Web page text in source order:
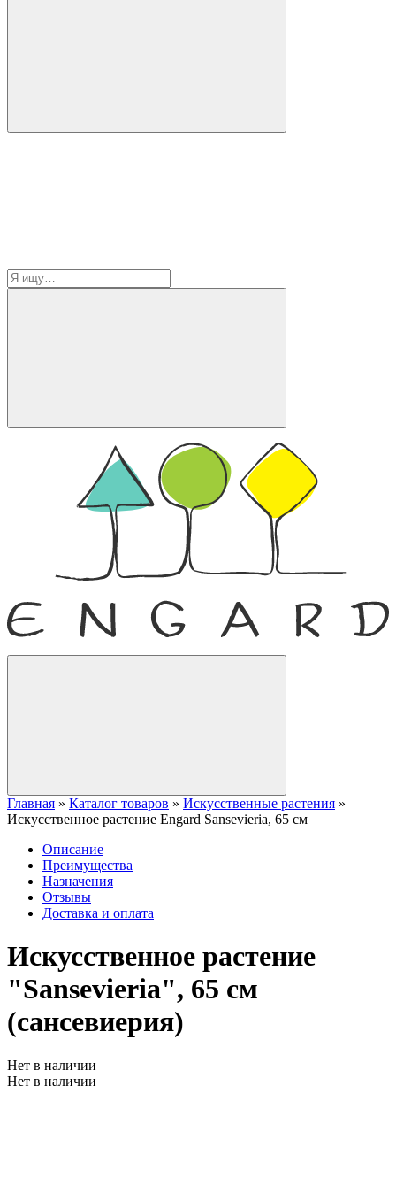
Главная » Каталог товаров » Искусственные растения »
Искусственное растение Engard Sansevieria, 65 см
Описание
Преимущества
Назначения
Отзывы
Доставка и оплата
Искусственное растение
"Sansevieria", 65 см
(сансевиерия)
Нет в наличии
Нет в наличии